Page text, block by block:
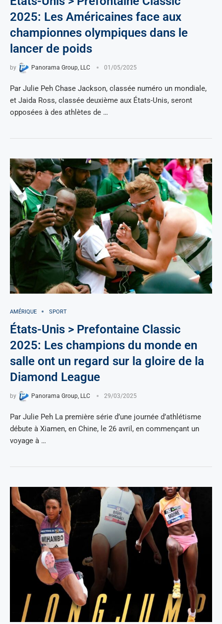
2025: Les Américaines face aux
championnes olympiques dans le
lancer de poids
by Panorama Group, LLC 01/05/2025
Par Julie Peh Chase Jackson, classée numéro un mondiale,
et Jaida Ross, classée deuxième aux États-Unis, seront
opposées à des athlètes de …
AMÉRIQUE SPORT
États-Unis > Prefontaine Classic
2025: Les champions du monde en
salle ont un regard sur la gloire de la
Diamond League
by Panorama Group, LLC 29/03/2025
Par Julie Peh La première série d’une journée d’athlétisme
débute à Xiamen, en Chine, le 26 avril, en commençant un
voyage à …